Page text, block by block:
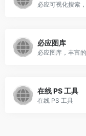
必应图库
在线 PS 工具
在线 PS 工具